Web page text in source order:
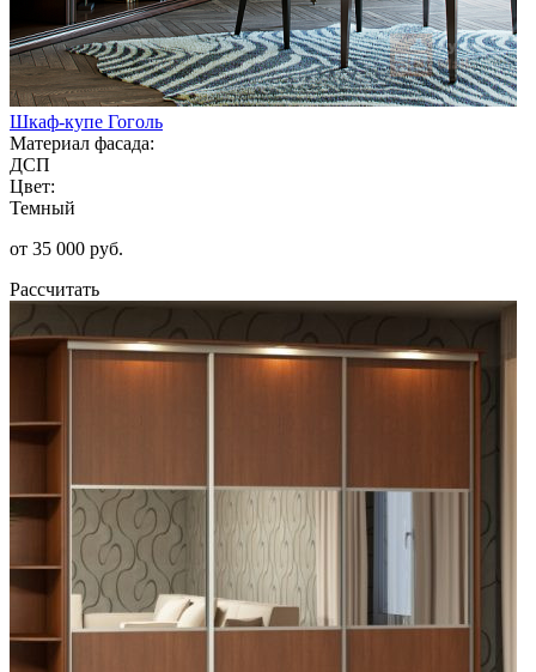
Шкаф-купе Гоголь
Материал фасада:
ДСП
Цвет:
Темный
от 35 000 руб.
Рассчитать